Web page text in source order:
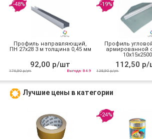
-48%
Профиль направляющий,
ПН 27х28 3 м толщина 0,45 мм
92,00 р/шт
176,90 р/уп Выгода: 84.9
-19%
Профиль
армированной
10х15x2500
112,50 р/
138,90 р/уп
Лучшие цены в категории
-24%